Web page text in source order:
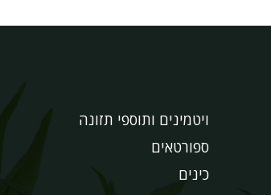
ויטמינים ותוספי תזונה
ספורטאים
כינים